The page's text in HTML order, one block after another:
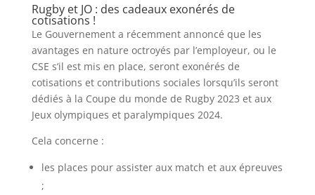
Rugby et JO : des cadeaux exonérés de
cotisations !
Le Gouvernement a récemment annoncé que les
avantages en nature octroyés par l’employeur, ou le
CSE s’il est mis en place, seront exonérés de
cotisations et contributions sociales lorsqu’ils seront
dédiés à la Coupe du monde de Rugby 2023 et aux
Jeux olympiques et paralympiques 2024.
Cela concerne :
les places pour assister aux match et aux épreuves
;